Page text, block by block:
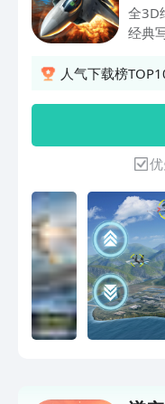
全3D
经典
作简
毁
人全
畅淋
《空
吧！
人气下载榜